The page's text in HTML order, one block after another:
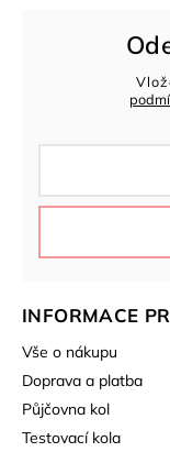
INFORMACE
Vše o nákupu
Doprava a platba
Půjčovna kol
Testovací kola